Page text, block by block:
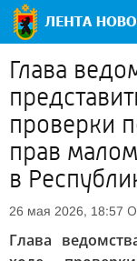
Глава
проверки
прав
в
26 мая 2026, 18:57
Глава